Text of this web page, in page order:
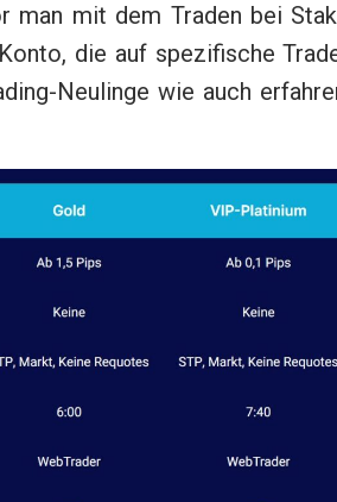
man mit dem Traden bei
die auf spezifische
Neulinge wie auch